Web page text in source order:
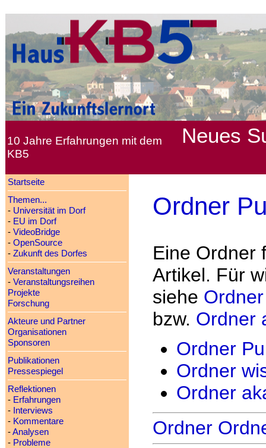
10 Jahre Erfahrungen mit dem
KB5
Neues
Startseite
Themen...
- Universität im Dorf
- EU im Dorf
- VideoBridge
- OpenSource
- Zukunft des Dorfes
Veranstaltungen
- Veranstaltungsreihen
Projekte
Forschung
Akteure und Partner
Organisationen
Sponsoren
Publikationen
Pressespiegel
Reflektionen
- Erfahrungen
- Interviews
- Kommentare
-Analysen
- Probleme
Ordner
Eine Ordner
Artikel. Für
siehe
bzw. Ordner
Ordner
Ordner
Ordner
Ordner